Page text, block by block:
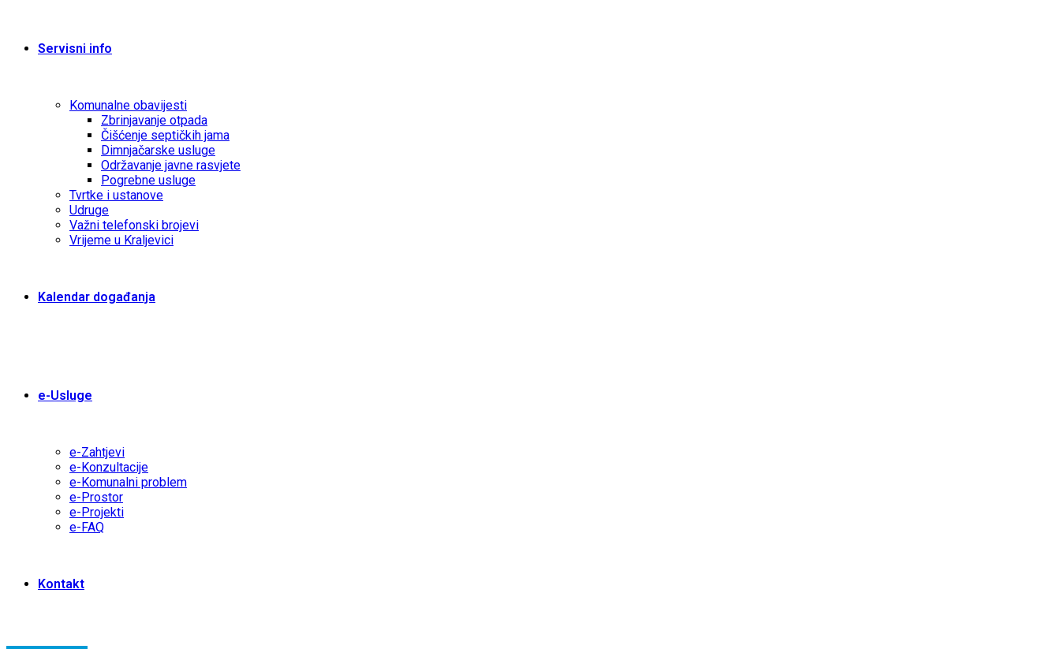
Servisni info
Komunalne obavijesti
Zbrinjavanje otpada
Čišćenje septičkih jama
Dimnjačarske usluge
Održavanje javne rasvjete
Pogrebne usluge
Tvrtke i ustanove
Udruge
Važni telefonski brojevi
Vrijeme u Kraljevici
Kalendar događanja
e-Usluge
e-Zahtjevi
e-Konzultacije
e-Komunalni problem
e-Prostor
e-Projekti
e-FAQ
Kontakt